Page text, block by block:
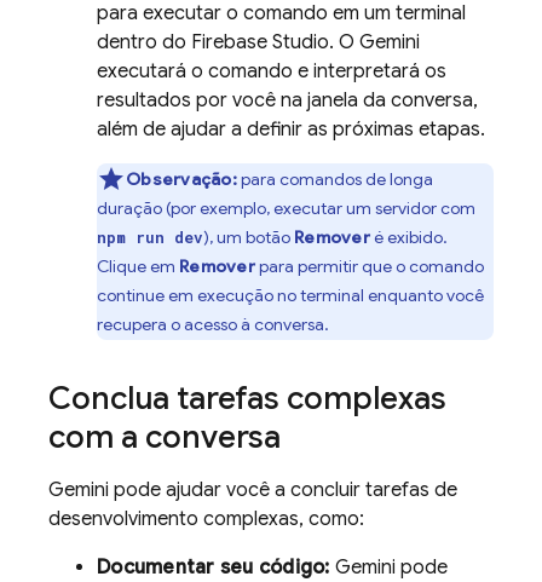
para executar o comando em um terminal
dentro do Firebase Studio. O Gemini
executará o comando e interpretará os
resultados por você na janela da conversa,
além de ajudar a definir as próximas etapas.
Observação:para comandos de longa
duração (por exemplo, executar um servidor com
npm run dev), um botão Removeré exibido.
Clique em Removerpara permitir que o comando
continue em execução no terminal enquanto você
recupera o acesso à conversa.
Conclua tarefas complexas
com a conversa
Gemini pode ajudar você a concluir tarefas de
desenvolvimento complexas, como:
Documentar seu código: Gemini pode